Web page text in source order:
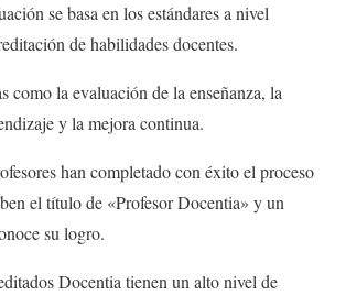
se basa en los estándares a nivel
de habilidades docentes.
como la evaluación de la enseñanza, la
y la mejora continua.
han completado con éxito el proceso
el título de «Profesor Docentia» y un
su logro.
Docentia tienen un alto nivel de